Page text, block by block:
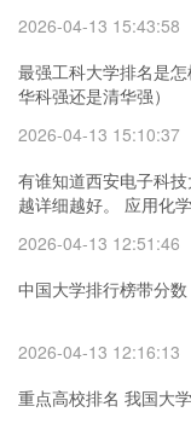
2026-04-13 15:43:58
最强工科大学排名是
华科强还是清华强）
2026-04-13 15:10:37
有谁知道西安电子科技
越详细越好。 应用化
2026-04-13 12:51:46
中国大学排行榜带分
2026-04-13 12:16:13
重点高校排名 我国大